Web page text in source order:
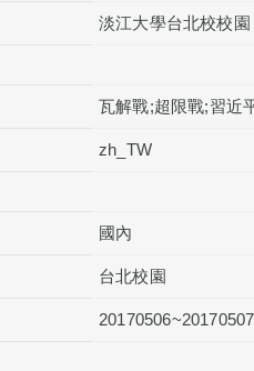
淡江大學台北校校園
瓦解戰;超限戰;習近
zh_TW
國內
台北校園
20170506~20170507